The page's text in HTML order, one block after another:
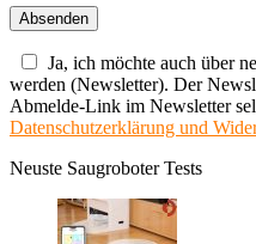
Ja, ich möchte auch über
werden (Newsletter). Der
Abmelde-Link im Newsletter
Datenschutzerklärung und
Neuste Saugroboter Tests